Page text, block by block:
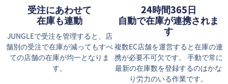
受注にあわせて
在庫も連動
JUNGLEで受注を管理すると、店
舗別の受注で在庫が減ってもすべ
ての店舗の在庫が均一となりま
す。
24時間365日
自動で在庫が連携されま
す
複数EC店舗を運営すると在庫の連
携が必要不可欠です。 手動で常に
最新の在庫数を登録するのはかな
り労力のいる作業です。